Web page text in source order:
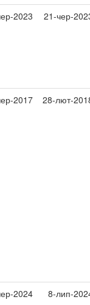
2023 21-чер-
2017 28-лют-
2024 8-лип-